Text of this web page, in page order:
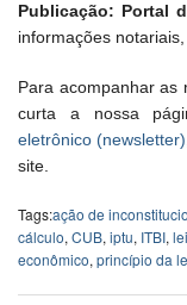
Publicação: Portal
informações
Para acompanhar as
curta a nossa
eletrônico (newsletter)
site.
Tags:ação de
cálculo, CUB, iptu, ITBI,
econômico, princípio da